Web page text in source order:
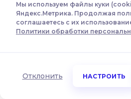
Мы используем файлы куки
Яндекс.Метрика. Продолжая
соглашаетесь с их
Политики обработки
Обязательные
Отклонить НАСТРОИТЬ
Старт
Всё самое необходимое
бизнесом
3%